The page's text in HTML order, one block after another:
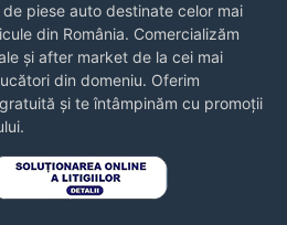
piese auto destinate celor mai
din România. Comercializăm
și after market de la cei mai
din domeniu. Oferim
și te întâmpinăm cu promoții